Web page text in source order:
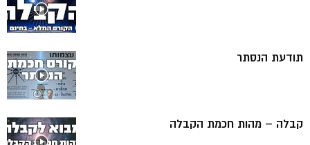
תודעת הנסתר
קבלה – מהות חכמת הקבלה